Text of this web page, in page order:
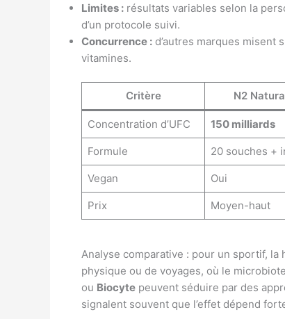
Limites : résultats variables selon la
d’un protocole suivi.
Concurrence : d’autres marques misent
vitamines.
Critère N2
Concentration d’UFC 150 milliards
Formule 20 souches +
Vegan Oui
Prix Moyen-haut
Analyse comparative : pour un sportif,
physique ou de voyages, où le
ou Biocyte peuvent séduire par des
signalent souvent que l’effet dépend